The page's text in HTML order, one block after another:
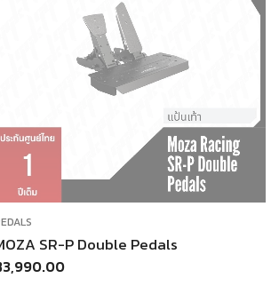
ACCESSORIES OF SIMULATION RACING
Fanatec CSL Pedals Clutch Kit
฿2,790.00